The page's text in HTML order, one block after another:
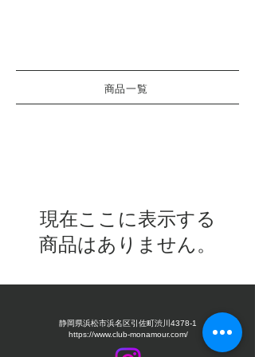
商品一覧
現在ここに表示する
商品はありません。
静岡県浜松市浜名区引佐町渋川4378-1
https://www.club-monamour.com/